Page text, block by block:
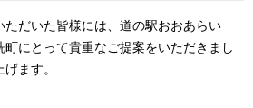
ただいた皆様には、道の駅おおあらい
町にとって貴重なご提案をいただきまし
ます。